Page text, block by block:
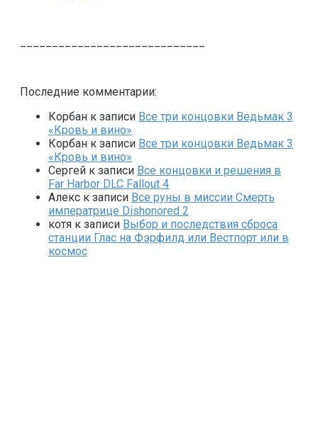
Последние комментарии:
Корбан к записи Все три концовки Ведьмак 3
«Кровь и вино»
Корбан к записи Все три концовки Ведьмак 3
«Кровь и вино»
Сергей к записи Все концовки и решения в
Far Harbor DLC Fallout 4
Алекс к записи Все руны в миссии Смерть
императрице Dishonored 2
котя к записи Выбор и последствия сброса
станции Глас на Фэрфилд или Вестпорт или в
космос